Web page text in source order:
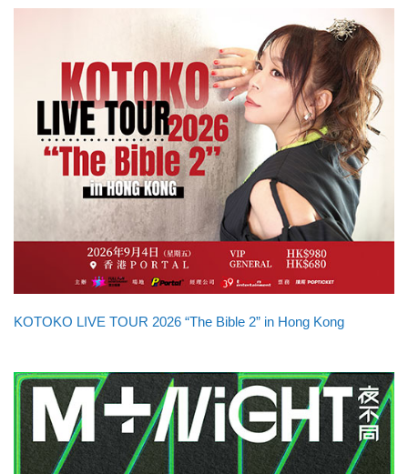
KOTOKO LIVE TOUR 2026 “The Bible 2” in Hong Kong